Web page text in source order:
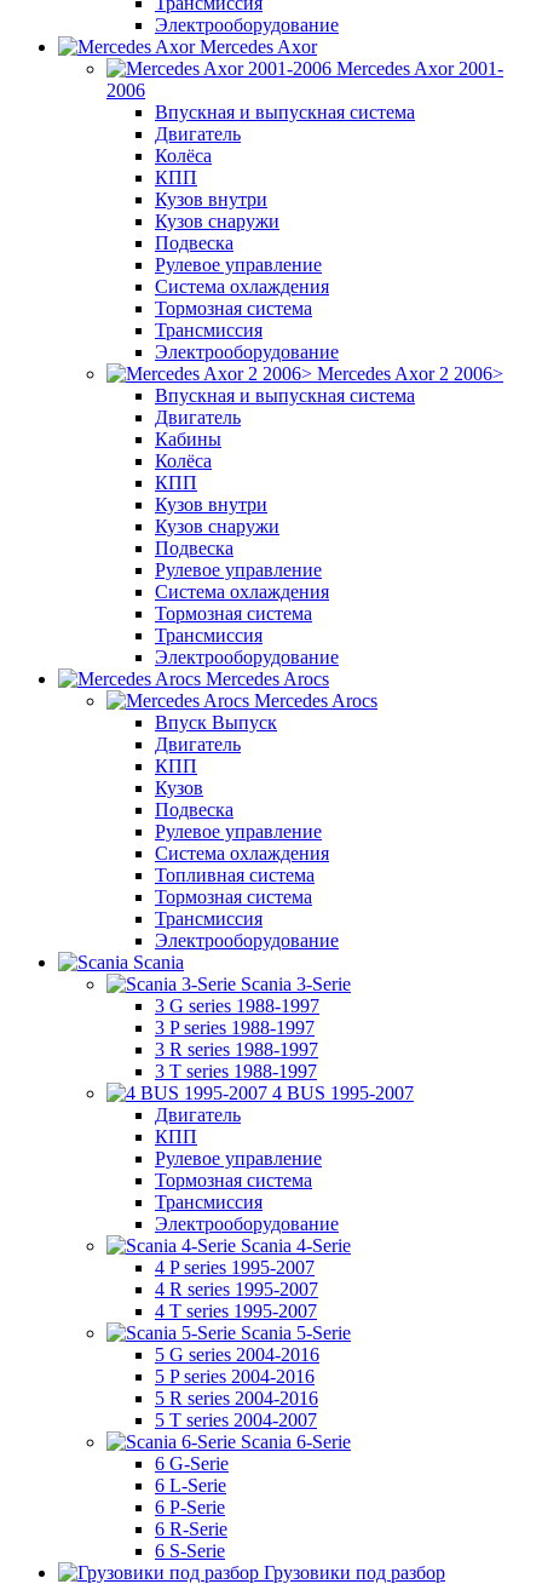
Электрооборудование
Mercedes Axor
Mercedes Axor 2001-
2006
Впускная и выпускная система
Двигатель
Колёса
КПП
Кузов внутри
Кузов снаружи
Подвеска
Рулевое управление
Система охлаждения
Тормозная система
Трансмиссия
Электрооборудование
Mercedes Axor 2 2006>
Впускная и выпускная система
Двигатель
Кабины
Колёса
КПП
Кузов внутри
Кузов снаружи
Подвеска
Рулевое управление
Система охлаждения
Тормозная система
Трансмиссия
Электрооборудование
Mercedes Arocs
Mercedes Arocs
Впуск Выпуск
Двигатель
КПП
Кузов
Подвеска
Рулевое управление
Система охлаждения
Топливная система
Тормозная система
Трансмиссия
Электрооборудование
Scania
Scania 3-Serie
3 G series 1988-1997
3 P series 1988-1997
3 R series 1988-1997
3 T series 1988-1997
4 BUS 1995-2007
Двигатель
КПП
Рулевое управление
Тормозная система
Трансмиссия
Электрооборудование
Scania 4-Serie
4 P series 1995-2007
4 R series 1995-2007
4 T series 1995-2007
Scania 5-Serie
5 G series 2004-2016
5 P series 2004-2016
5 R series 2004-2016
5 T series 2004-2007
Scania 6-Serie
6 G-Serie
6 L-Serie
6 P-Serie
6 R-Serie
6 S-Serie
Грузовики под разбор